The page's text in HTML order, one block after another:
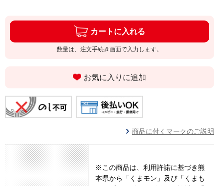
カートに入れる
数量は、注文手続き画面で入力します。
お気に入りに追加
商品に付くマークのご説明
※この商品は、利用許諾に基づき熊
本県から「くまモン」及び「くまも